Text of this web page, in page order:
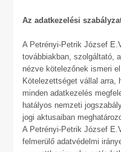
Az adatkezelési
A Petrényi-Petrik József
továbbiakban, szolgáltató,
nézve kötelezőnek ismeri
Kötelezettséget vállal arra,
minden adatkezelés
hatályos nemzeti
jogi aktusaiban
A Petrényi-Petrik József
felmerülő adatvédelmi